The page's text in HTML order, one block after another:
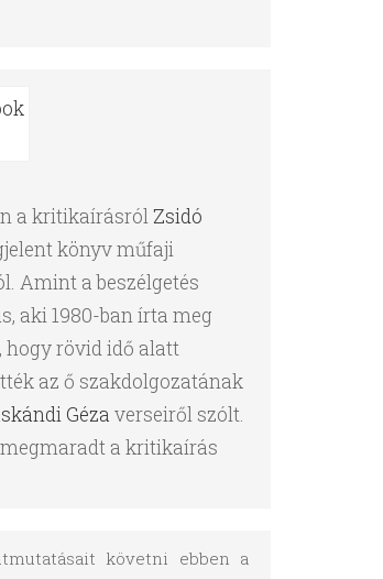
a kritikaírásról Zsidó
könyv műfaji
Amint a beszélgetés
aki 1980-ban írta meg
hogy rövid idő alatt
az ő szakdolgozatának
Géza verseiről szólt.
a kritikaírás
követni ebben a